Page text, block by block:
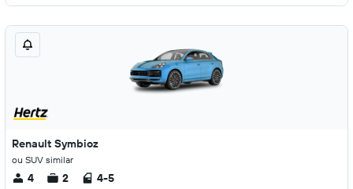
Renault Symbioz
ou SUV similar
4 2 4-5